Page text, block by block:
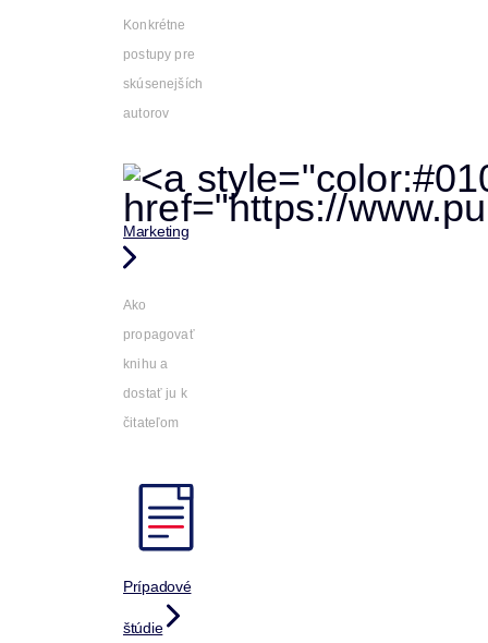
Konkrétne
postupy pre
skúsenejších
autorov
Marketing
Ako
propagovať
knihu a
dostať ju k
čitateľom
Prípadové
štúdie